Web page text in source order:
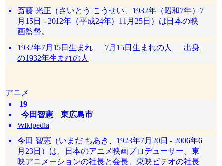
斎藤 光正（さいとう こうせい、1932年（昭和7年）7
月15日 - 2012年（平成24年）11月25日）は日本の映
画監督。
1932年7月15日生まれ 7月15日生まれの人
出身
の1932年生まれの人
アニメ
19
今田智憲 東広島市
Wikipedia
今田 智憲（いまだ ちあき、1923年7月20日 - 2006年6
月23日）は、日本のアニメ映画プロデューサー。東
映アニメーションの社長と会長、東映ビデオの社長